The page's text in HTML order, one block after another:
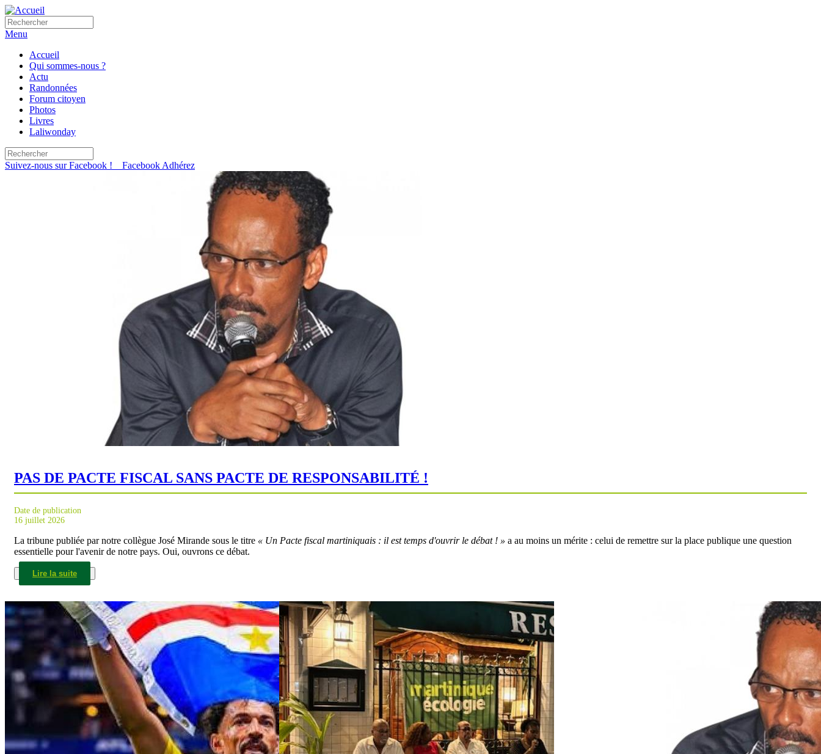
Rechercher
Menu
Accueil
Qui sommes-nous ?
Actu
Randonnées
Forum citoyen
Photos
Livres
Laliwonday
Rechercher
Suivez-nous surFacebook ! Facebook Adhérez
PAS DE PACTE FISCAL SANS PACTE DE RESPONSABILITÉ !
Date de publication
16 juillet 2026
La tribune publiée par notre collègue José Mirande sous le titre « Un Pacte fiscal martiniquais : il est temps d'ouvrir le débat ! » a au moins un mérite : celui de remettre sur la place publique une question
essentielle pour l'avenir de notre pays. Oui, ouvrons ce débat.
Lire la suite